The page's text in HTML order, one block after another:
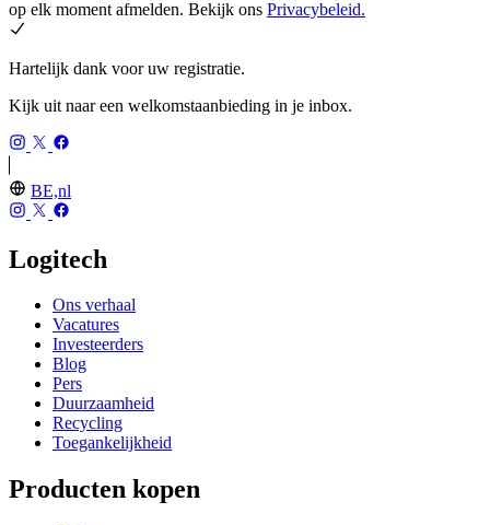
op elk moment afmelden. Bekijk ons Privacybeleid.
Hartelijk dank voor uw registratie.
Kijk uit naar een welkomstaanbieding in je inbox.
BE,nl
Logitech
Ons verhaal
Vacatures
Investeerders
Blog
Pers
Duurzaamheid
Recycling
Toegankelijkheid
Producten kopen